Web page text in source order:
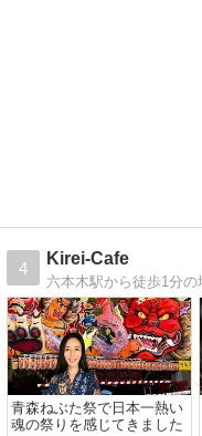
4
Kirei-Cafe
青森ねぶた祭で日本一熱い
魂の祭りを感じてきました